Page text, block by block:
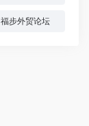
福步外贸论坛